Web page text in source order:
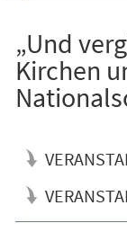
„Und
Kirchen